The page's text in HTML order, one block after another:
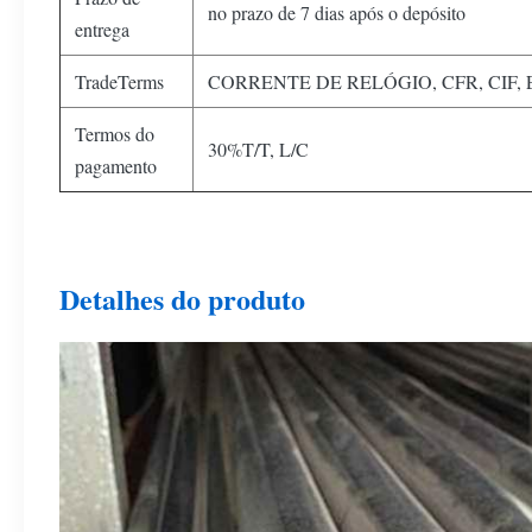
entrega
no prazo de 7 dias após o depósito
TradeTerms CORRENTE DE RELÓGIO, CFR, CIF,
Termos do
pagamento
30%T/T, L/C
Detalhes do produto